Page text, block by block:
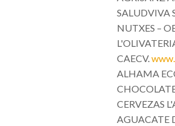
SALUDVIVA
NUTXES –
CAECV.
ALHAMA
CERVEZAS
AGUACATE